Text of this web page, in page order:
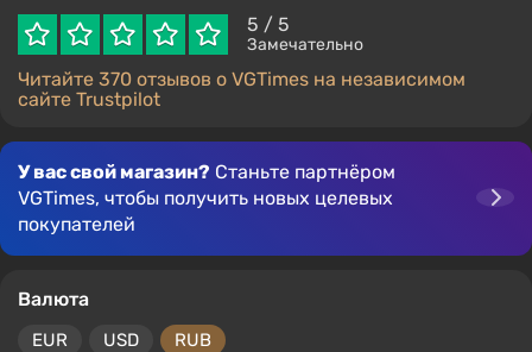
5 / 5
Замечательно
Читайте 370 отзывов о VGTimes на независимом
сайте Trustpilot
У вас свой магазин? Станьте партнёром
VGTimes, чтобы получить новых целевых
покупателей
Валюта
EUR USD RUB